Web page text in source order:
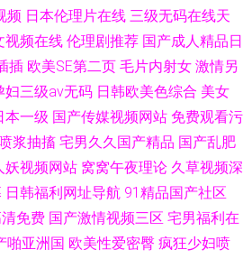
频 日本伦理片在线 三级无码在线天
视频在线 伦理剧推荐 国产成人精品日
插 欧美SE第二页 毛片内射女 激情另
妇三级av无码 日韩欧美色综合 美女
本一级 国产传媒视频网站 免费观看污
浆抽搐 宅男久久国产精品 国产乱肥
妖视频网站 窝窝午夜理论 久草视频深
日韩福利网址导航 91精品国产社区
免费 国产激情视频三区 宅男福利在
啪亚洲国 欧美性爱密臀 疯狂少妇喷